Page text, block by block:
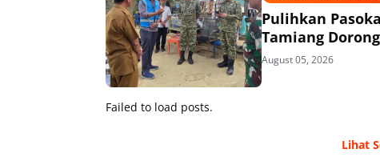
Pulihkan
Tamiang
August 05, 2026
Failed to load posts.
Lihat